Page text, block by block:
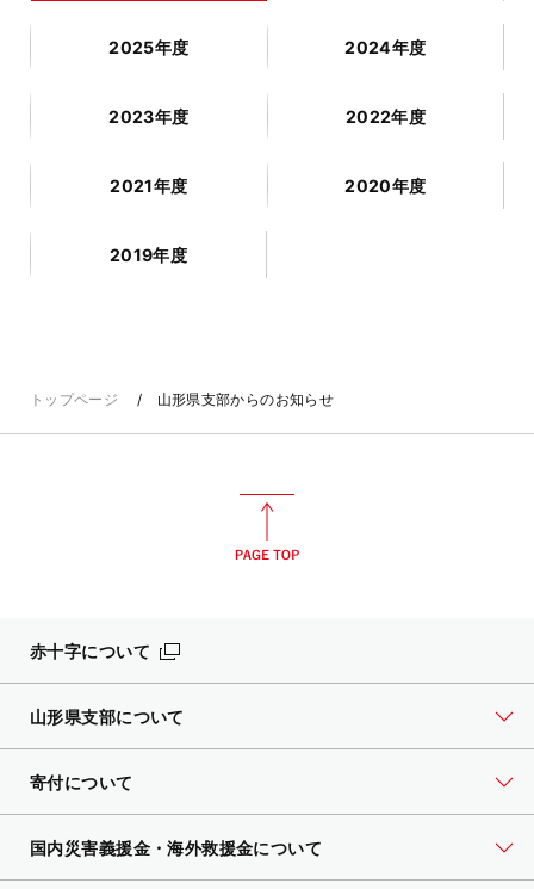
2025年度 2024年度
2023年度 2022年度
2021年度 2020年度
2019年度
トップページ 山形県支部からのお知らせ
赤十字について
山形県支部について
寄付について
国内災害義援金・海外救援金について